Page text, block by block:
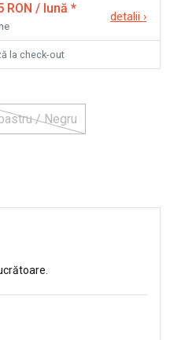
RON / lună *
detalii ›
la check-out
/ Negru